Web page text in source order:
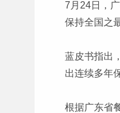
7月24日，
保持全国之
蓝皮书指出
出连续多年
根据广东省